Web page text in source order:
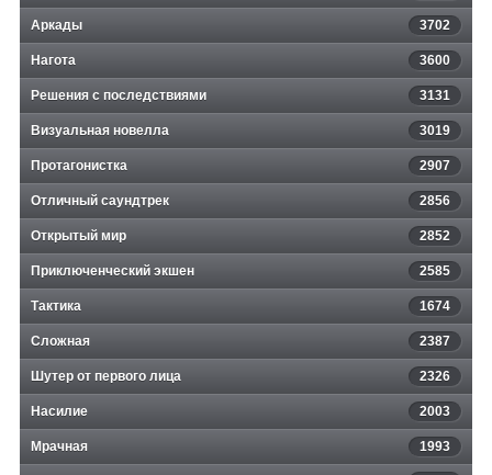
Аркады 3702
Нагота 3600
Решения с последствиями 3131
Визуальная новелла 3019
Протагонистка 2907
Отличный саундтрек 2856
Открытый мир 2852
Приключенческий экшен 2585
Тактика 1674
Сложная 2387
Шутер от первого лица 2326
Насилие 2003
Мрачная 1993